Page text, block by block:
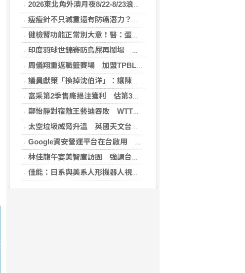
2026東北角外澳月夜8/22-8/23浪漫登場！ 感受一「夏」東北角夜的浪漫！
瘦瘦針不只減重還有防癌潛力？臺大醫揭肥胖族群用藥 肥胖相關癌症風險降
健檢腎功能正常別大意！醫：蛋白尿異常恐是洗腎警訊
印度羽球世錦賽防鳥屎再鬧場 花逾6千萬翻新場館
周儀翔重返職籃賽場 加盟TPBL新北國王
議員獻策「換掉沈伯洋」：讓陳時中再輸一次
富采第2季售廠挹注獲利 估第3季營收下滑
鄭怡靜對宿敵王藝迪吞敗 WTT橫濱冠軍戰止步16強
太空垃圾威脅升溫 英國天文台緊盯4.6萬塊碎片
Google資安營運平台在台啟用 滿足資料落地需求
林佳龍午宴美智庫訪團 強調台灣是不可或缺夥伴
佳能：日系與美系人形機器人視覺模組 下半年出貨